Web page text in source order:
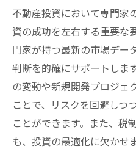
不動産投資において専門家
資の成功を左右する重要な
門家が持つ最新の市場デー
判断を的確にサポートしま
の変動や新規開発プロジェ
ことで、リスクを回避しつ
ことができます。また、税
も、投資の最適化に欠かせ